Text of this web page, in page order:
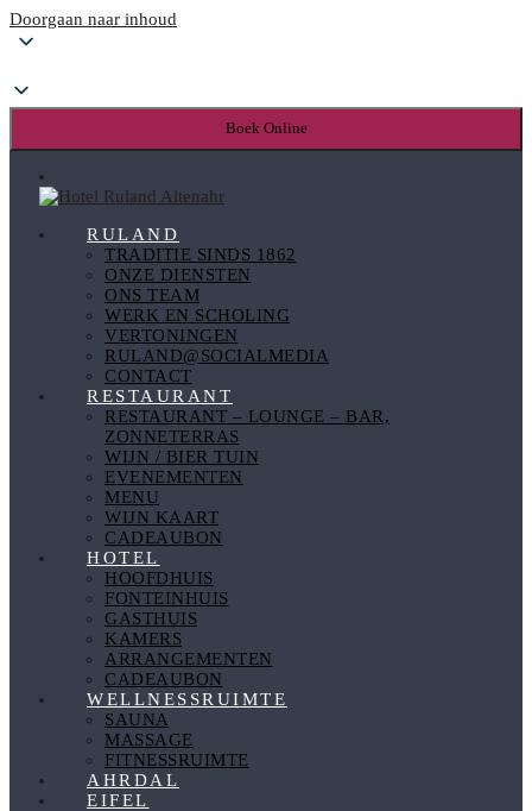
Doorgaan naar inhoud
Boek Online
RULAND
TRADITIE SINDS 1862
ONZE DIENSTEN
ONS TEAM
WERK EN SCHOLING
VERTONINGEN
RULAND@SOCIALMEDIA
CONTACT
RESTAURANT
RESTAURANT – LOUNGE – BAR,
ZONNETERRAS
WIJN / BIER TUIN
EVENEMENTEN
MENU
WIJN KAART
CADEAUBON
HOTEL
HOOFDHUIS
FONTEINHUIS
GASTHUIS
KAMERS
ARRANGEMENTEN
CADEAUBON
WELLNESSRUIMTE
SAUNA
MASSAGE
FITNESSRUIMTE
AHRDAL
EIFEL